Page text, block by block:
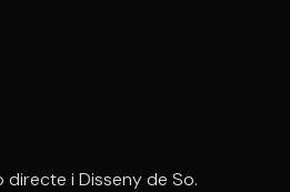
i Disseny de So.